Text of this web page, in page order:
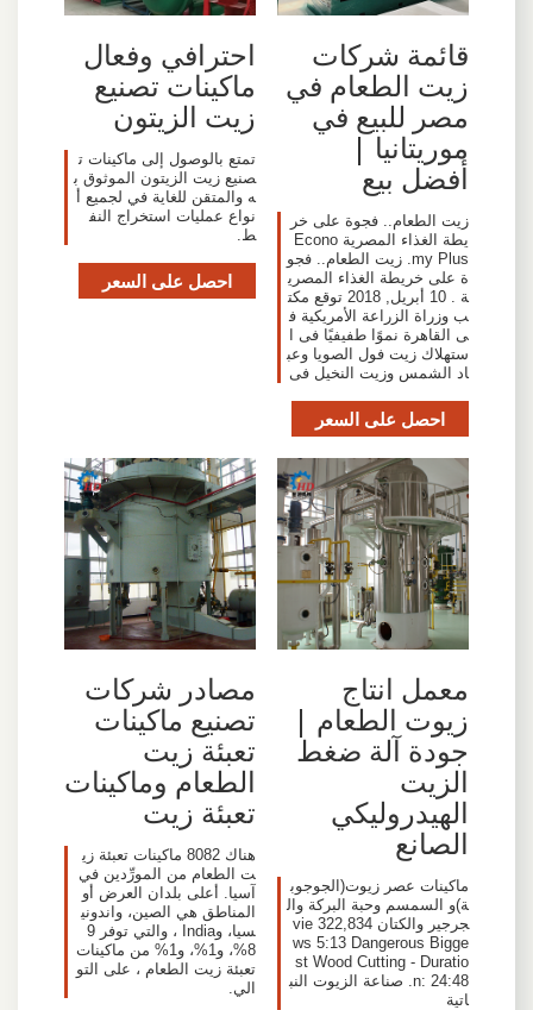
قائمة شركات
زيت الطعام في
مصر للبيع في
موريتانيا |
أفضل بيع
زيت الطعام.. فجوة على خر
يطة الغذاء المصرية Econo
my Plus. زيت الطعام.. فجو
ة على خريطة الغذاء المصري
ة . 10 أبريل, 2018 توقع مكت
ب وزراة الزراعة الأمريكية ف
ى القاهرة نموًا طفيفيًا فى ا
ستهلاك زيت فول الصويا وعب
اد الشمس وزيت النخيل فى
احصل على السعر
احترافي وفعال
ماكينات تصنيع
زيت الزيتون
تمتع بالوصول إلى ماكينات ت
صنيع زيت الزيتون الموثوق ب
ه والمتقن للغاية في لجميع أ
نواع عمليات استخراج النف
ط.
احصل على السعر
معمل انتاج
زيوت الطعام |
جودة آلة ضغط
الزيت
الهيدروليكي
الصانع
ماكينات عصر زيوت(الجوجوب
ة)و السمسم وحبة البركة وال
جرجير والكتان 322,834 vie
ws 5:13 Dangerous Bigge
st Wood Cutting - Duratio
n: 24:48. صناعة الزيوت النب
اتية
مصادر شركات
تصنيع ماكينات
تعبئة زيت
الطعام وماكينات
تعبئة زيت
هناك 8082 ماكينات تعبئة زي
ت الطعام من المورِّدين في
آسيا. أعلى بلدان العرض أو
المناطق هي الصين، واندوني
سيا، وIndia ، والتي توفر 9
8%، و1%، و1% من ماكينات
تعبئة زيت الطعام ، على التو
الي.